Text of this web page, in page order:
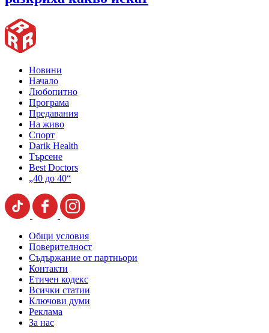
Новини
Начало
Любопитно
Програма
Предавания
На живо
Спорт
Darik Health
Търсене
Best Doctors
„40 до 40“
Общи условия
Поверителност
Съдържание от партньори
Контакти
Етичен кодекс
Всички статии
Ключови думи
Реклама
За нас